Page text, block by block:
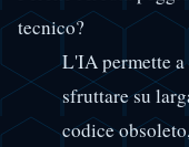
tecnico?
L'IA permette
sfruttare su
codice